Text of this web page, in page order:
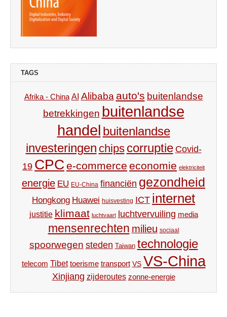
TAGS
Afrika - China AI Alibaba auto's buitenlandse
betrekkingen buitenlandse
handel buitenlandse
investeringen chips corruptie Covid-
19 CPC e-commerce economie elektriciteit
energie EU EU-China financiën gezondheid
Hongkong Huawei huisvesting ICT internet
justitie klimaat luchtvaart luchtvervuiling media
mensenrechten milieu sociaal
spoorwegen steden Taiwan technologie
telecom Tibet toerisme transport VS VS-China
Xinjiang zijderoutes zonne-energie